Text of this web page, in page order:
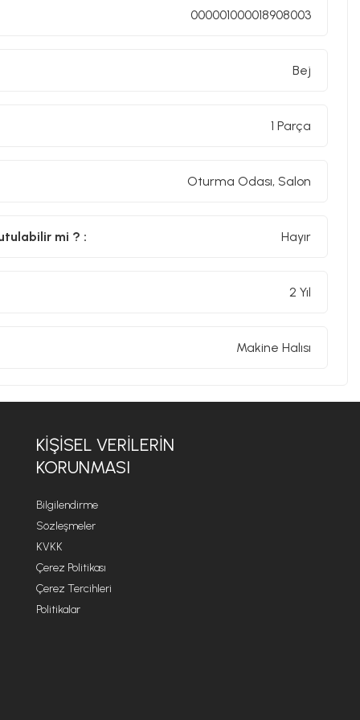
000001000018908003
Bej
1 Parça
Oturma Odası, Salon
mi ? : Hayır
2 Yıl
Makine Halısı
KİŞİSEL VERİLERİN
KORUNMASI
Bilgilendirme
Sözleşmeler
KVKK
Çerez Politikası
Çerez Tercihleri
Politikalar